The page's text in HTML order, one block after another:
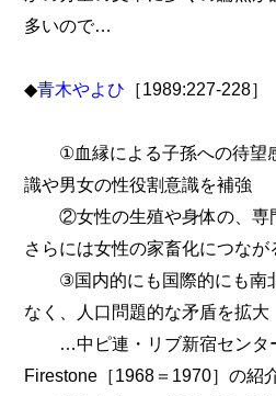
多いので…
◆青木やよひ ［1989:227-228］
①血縁による子孫への待望
識や男女の性役割意識を補強
②女性の生殖や身体の、専門
さらには女性の家畜化につなが
③国内的にも国際的にも南
なく、人口問題的な矛盾を拡大
…中ピ連・リブ新宿センタ
Firestone［1968＝1970］の紹